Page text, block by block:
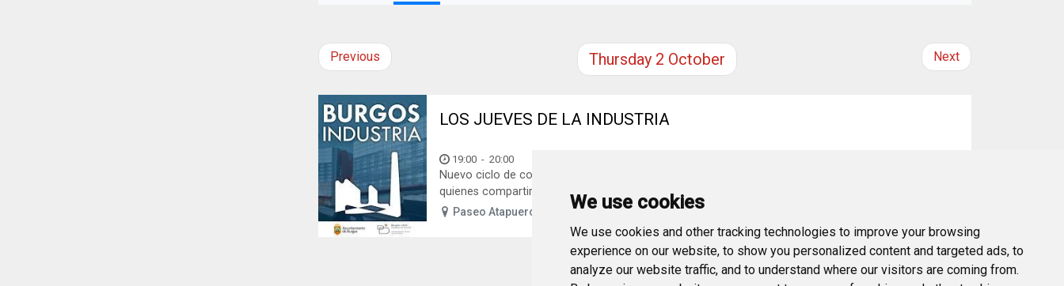
We use cookies
We use cookies and other tracking technologies to improve your browsing
experience on our website, to show you personalized content and targeted ads, to
analyze our website traffic, and to understand where our visitors are coming from.
Previous Thursday 2 October Next
LOS JUEVES DE LA INDUSTRIA
19:00 -20:00
Nuevo ciclo de conferencias «Los Jueves de la Industria», con los CEO del sector industrial burgalés,
quienes compartirán su experiencia sobre los...
Paseo Atapuerca